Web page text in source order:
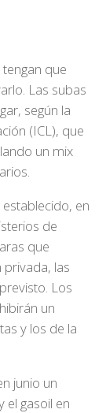
que
Las subas
según la
(ICL), que
un mix
en
de
que
las
Los
un
y los de la
junio un
el gasoil en